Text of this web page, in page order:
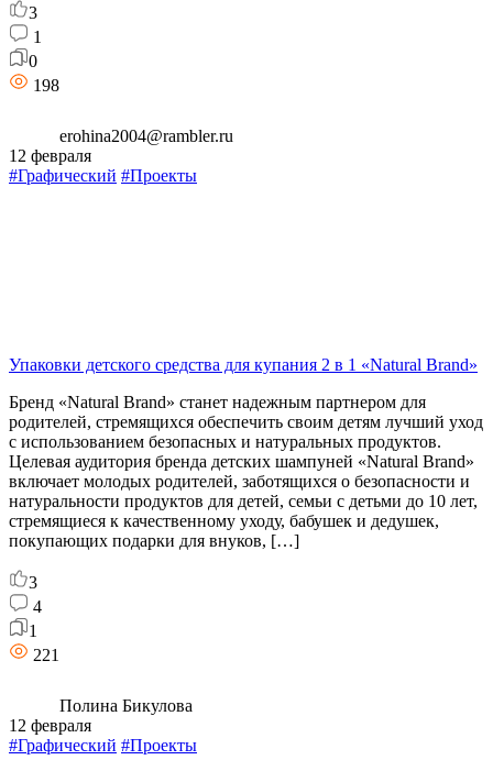
3
1
0
198
erohina2004@rambler.ru
12 февраля
#Графический #Проекты
Упаковки детского средства для купания 2 в 1 «Natural Brand»
Бренд «Natural Brand» станет надежным партнером для
родителей, стремящихся обеспечить своим детям лучший уход
с использованием безопасных и натуральных продуктов.
Целевая аудитория бренда детских шампуней «Natural Brand»
включает молодых родителей, заботящихся о безопасности и
натуральности продуктов для детей, семьи с детьми до 10 лет,
стремящиеся к качественному уходу, бабушек и дедушек,
покупающих подарки для внуков, […]
3
4
1
221
Полина Бикулова
12 февраля
#Графический #Проекты